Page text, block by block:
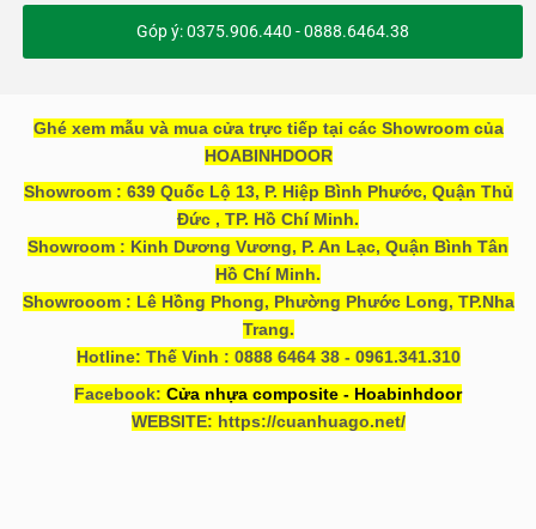
Góp ý: 0375.906.440 - 0888.6464.38
Ghé xem mẫu và mua cửa trực tiếp tại các Showroom của
HOABINHDOOR
Showroom : 639 Quốc Lộ 13, P. Hiệp Bình Phước, Quận Thủ
Đức , TP. Hồ Chí Minh.
Showroom : Kinh Dương Vương, P. An Lạc, Quận Bình Tân
Hồ Chí Minh.
Showrooom : Lê Hồng Phong, Phường Phước Long, TP.Nha
Trang.
Hotline: Thế Vinh : 0888 6464 38 - 0961.341.310
Facebook: Cửa nhựa composite - Hoabinhdoor
WEBSITE: https://cuanhuago.net/